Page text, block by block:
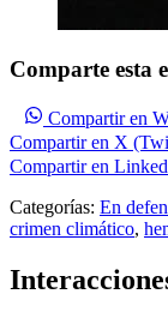
Comparte esta
Compartir en
Compartir en X
Compartir en
Categorías: En
crimen climático,